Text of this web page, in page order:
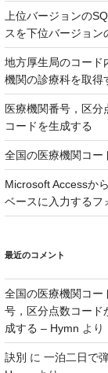
上位バージョンの
スを下位バージョン
地方厚生局のコード
機関の診療科を取得
医療機関番号，区
コードを生成する
全国の医療機関コー
Microsoft Accessか
ベースに入力するフ
最近のコメント
全国の医療機関コー
号，区分点数コード
成する – Hymn より
訣別 に 一泊二日で